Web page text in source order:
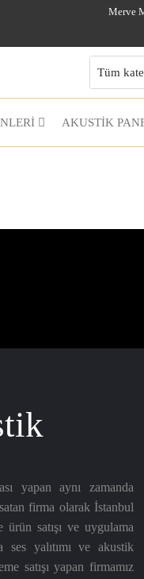
Merve
AKUSTİK
yapan aynı zamanda
firma olarak İstanbul
satışı ve uygulama
ses yalıtımı ve akustik
satışı yapan firmamız